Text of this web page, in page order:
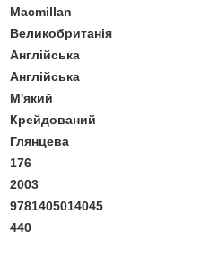
Macmillan
Великобританія
Англійська
Англійська
М'який
Крейдований
Глянцева
176
2003
9781405014045
440